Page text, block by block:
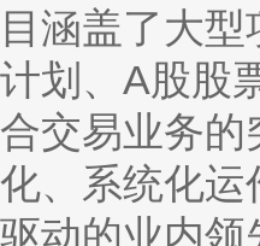
目涵盖了大
计划、A股股
合交易业务的
化、系统化运
驱动的业内领